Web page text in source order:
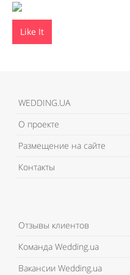
Like It
WEDDING.UA
О проекте
Размещение на сайте
Контакты
Отзывы клиентов
Команда Wedding.ua
Вакансии Wedding.ua